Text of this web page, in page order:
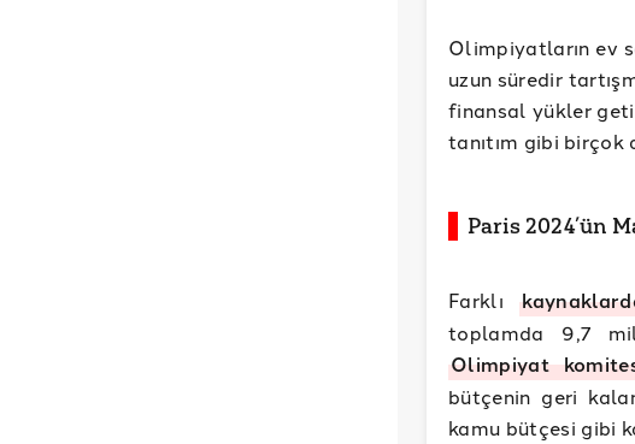
Olimpiyatların ev
uzun süredir
finansal yükler
tanıtım gibi birçok
Paris 2024’ün
Farklı
toplamda 9,7
Olimpiyat
bütçenin geri
kamu bütçesi gibi